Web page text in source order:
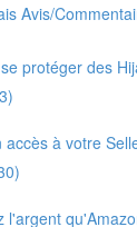
Avis/
protéger des
accès à votre
l'argent